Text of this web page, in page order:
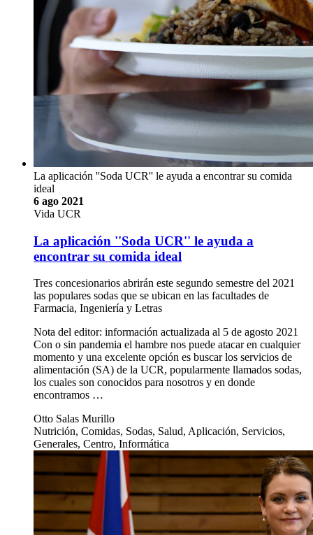
La aplicación ''Soda UCR'' le ayuda a encontrar su comida
ideal
6 ago 2021
Vida UCR
La aplicación ''Soda UCR'' le ayuda a
encontrar su comida ideal
Tres concesionarios abrirán este segundo semestre del 2021
las populares sodas que se ubican en las facultades de
Farmacia, Ingeniería y Letras
Nota del editor: información actualizada al 5 de agosto 2021
Con o sin pandemia el hambre nos puede atacar en cualquier
momento y una excelente opción es buscar los servicios de
alimentación (SA) de la UCR, popularmente llamados sodas,
los cuales son conocidos para nosotros y en donde
encontramos …
Otto Salas Murillo
Nutrición, Comidas, Sodas, Salud, Aplicación, Servicios,
Generales, Centro, Informática